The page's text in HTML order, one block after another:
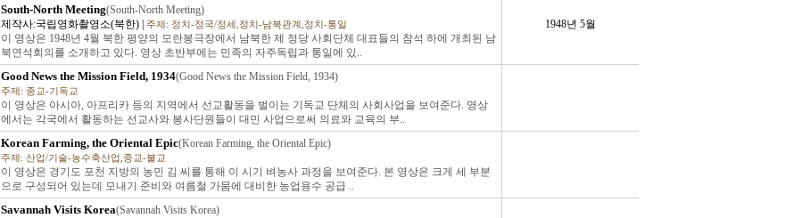
South-North Meeting(South-North Meeting)
제작사:국립영화촬영소(북한) | 주제: 정치-정국/정세,정치-남북관계,정치-통일
이 영상은 1948년 4월 북한 평양의 모란봉극장에서 남북한 제 정당 사회단체 대표들의 참석 하에 개최된 남
북연석회의를 소개하고 있다. 영상 초반부에는 민족의 자주독립과 통일에 있..
1948년 5월
Good News the Mission Field, 1934(Good News the Mission Field, 1934)
주제: 종교-기독교
이 영상은 아시아, 아프리카 등의 지역에서 선교활동을 벌이는 기독교 단체의 사회사업을 보여준다. 영상
에서는 각국에서 활동하는 선교사와 봉사단원들이 대민 사업으로써 의료와 교육의 부..
Korean Farming, the Oriental Epic(Korean Farming, the Oriental Epic)
주제: 산업/기술-농수축산업,종교-불교
이 영상은 경기도 포천 지방의 농민 김 씨를 통해 이 시기 벼농사 과정을 보여준다. 본 영상은 크게 세 부분
으로 구성되어 있는데 모내기 준비와 여름철 가뭄에 대비한 농업용수 공급 ..
Savannah Visits Korea(Savannah Visits Korea)